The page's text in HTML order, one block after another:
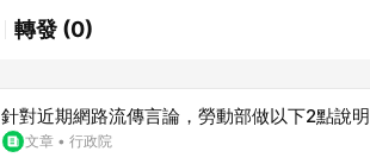
轉發 (0)
針對近期網路流傳言論，勞動部做以下2點說明
文章 • 行政院